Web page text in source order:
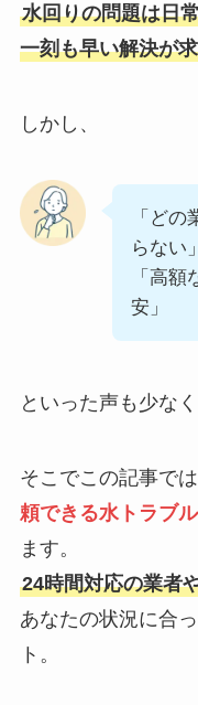
水回りの問題は日
一刻も早い解決が
しかし、
「ど
らない」
「高
安」
といった声も少な
そこでこの記事では
頼できる水トラブ
ます。
24時間対応の業者
あなたの状況に合
ト。